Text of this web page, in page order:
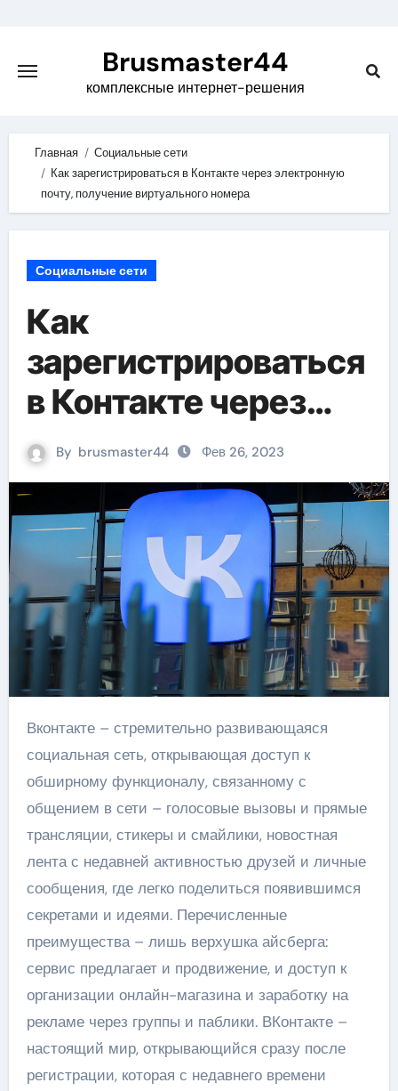
content
Brusmaster44
комплексные интернет-решения
Главная
Социальные сети
Как зарегистрироваться в Контакте через электронную
почту, получение виртуального номера
Социальные сети
Как
зарегистрироваться
в Контакте через
электронную почту,
получение
виртуального
номера
By brusmaster44 Фев 26, 2023
Вконтакте – стремительно развивающаяся
социальная сеть, открывающая доступ к
обширному функционалу, связанному с
общением в сети – голосовые вызовы и прямые
трансляции, стикеры и смайлики, новостная
лента с недавней активностью друзей и личные
сообщения, где легко поделиться появившимся
секретами и идеями. Перечисленные
преимущества – лишь верхушка айсберга:
сервис предлагает и продвижение, и доступ к
организации онлайн-магазина и заработку на
рекламе через группы и паблики. ВКонтакте –
настоящий мир, открывающийся сразу после
регистрации, которая с недавнего времени